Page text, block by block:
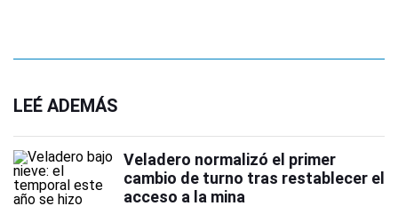
LEÉ ADEMÁS
Veladero normalizó el primer
cambio de turno tras restablecer el
acceso a la mina